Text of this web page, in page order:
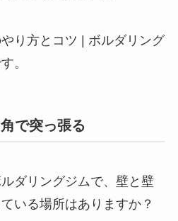
り方とコツ | ボルダリング
。
で突っ張る
ダリングジムで、壁と壁
いる場所はありますか？